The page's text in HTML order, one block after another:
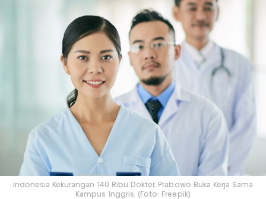
Indonesia Kekurangan 140 Ribu Dokter, Prabowo Buka Kerja Sama
Kampus Inggris. (Foto: Freepik)